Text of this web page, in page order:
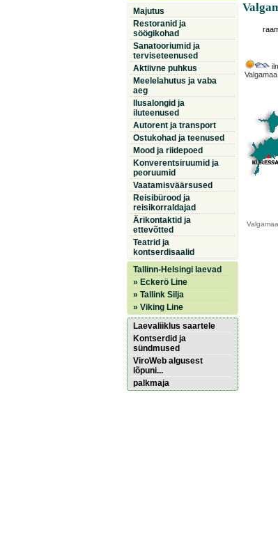
Majutus
Restoranid ja
söögikohad
Sanatooriumid ja
terviseteenused
Aktiivne puhkus
Meelelahutus ja vaba
aeg
Ilusalongid ja
iluteenused
Autorent ja transport
Ostukohad ja teenused
Mood ja riidepoed
Konverentsiruumid ja
peoruumid
Vaatamisväärsused
Reisibürood ja
reisikorraldajad
Ärikontaktid ja
ettevõtted
Teatrid ja
kontserdisaalid
Tallinn-Helsingi laevad
» Eckerö Line
» Tallink Silja
» Viking Line
Laevaliiklus saartele
Kontserdid ja
sündmused
ViroWeb algusest
lõpuni...
palkmaja
Valgamaa